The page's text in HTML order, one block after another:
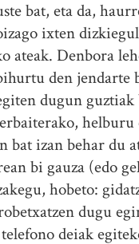
bat, eta da,
ixten
ateak. Denbora
den jendarte
dugun guztiak
helburu
bat izan behar du
bi gauza (edo
hobeto:
dugu
deiak